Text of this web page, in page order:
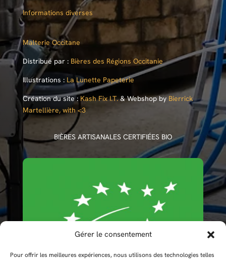
Gérer le consentement
Pour offrir les meilleures expériences, nous utilisons des technologies telles
Informations diverses
Malterie Occitane
Distribué par : Bières des Régions Occitanie
Illustrations : La Lunette Papeterie
Création du site : Kash Fix I.T. & Webshop by Bierrick
Martellière, with <3
BIÈRES ARTISANALES CERTIFIÉES BIO